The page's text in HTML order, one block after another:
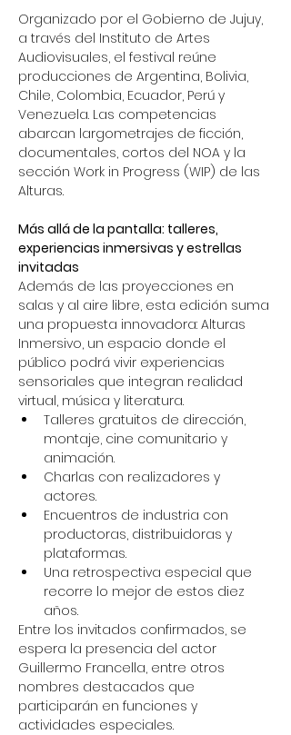
Organizado por el Gobierno de Jujuy,
a través del Instituto de Artes
Audiovisuales, el festival reúne
producciones de Argentina, Bolivia,
Chile, Colombia, Ecuador, Perú y
Venezuela. Las competencias
abarcan largometrajes de ficción,
documentales, cortos del NOA y la
sección Work in Progress (WIP) de las
Alturas.
Más allá de la pantalla: talleres,
experiencias inmersivas y estrellas
invitadas
Además de las proyecciones en
salas y al aire libre, esta edición suma
una propuesta innovadora: Alturas
Inmersivo, un espacio donde el
público podrá vivir experiencias
sensoriales que integran realidad
virtual, música y literatura.
Talleres gratuitos de dirección,
montaje, cine comunitario y
animación.
Charlas con realizadores y
actores.
Encuentros de industria con
productoras, distribuidoras y
plataformas.
Una retrospectiva especial que
recorre lo mejor de estos diez
años.
Entre los invitados confirmados, se
espera la presencia del actor
Guillermo Francella, entre otros
nombres destacados que
participarán en funciones y
actividades especiales.